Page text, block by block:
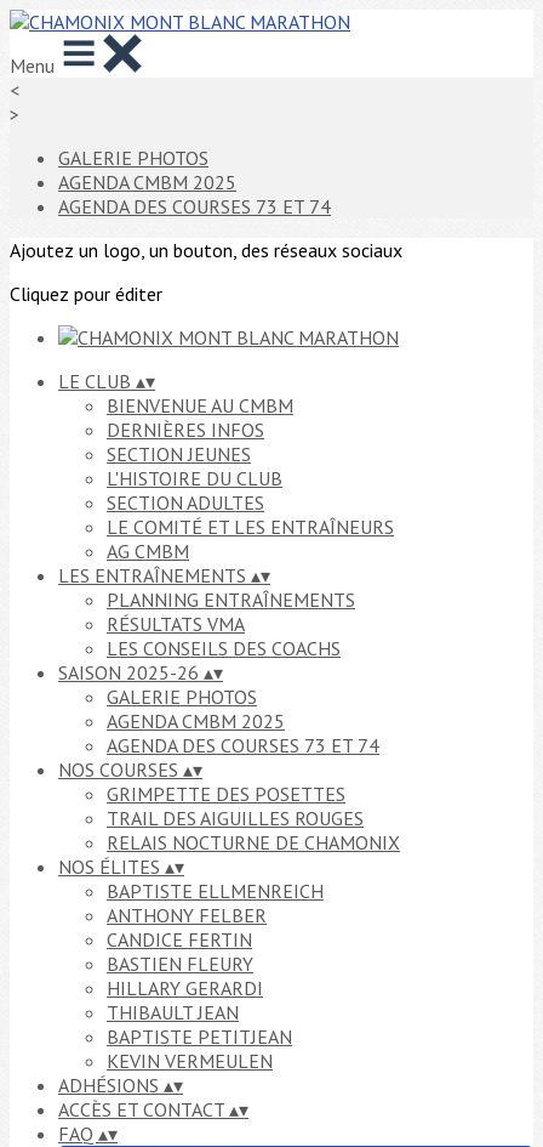
Menu
<
>
GALERIE PHOTOS
AGENDA CMBM 2025
AGENDA DES COURSES 73 ET 74
Ajoutez un logo, un bouton, des réseaux sociaux
Cliquez pour éditer
LE CLUB ▴▾
BIENVENUE AU CMBM
DERNIÈRES INFOS
SECTION JEUNES
L'HISTOIRE DU CLUB
SECTION ADULTES
LE COMITÉ ET LES ENTRAÎNEURS
AG CMBM
LES ENTRAÎNEMENTS ▴▾
PLANNING ENTRAÎNEMENTS
RÉSULTATS VMA
LES CONSEILS DES COACHS
SAISON 2025-26 ▴▾
GALERIE PHOTOS
AGENDA CMBM 2025
AGENDA DES COURSES 73 ET 74
NOS COURSES ▴▾
GRIMPETTE DES POSETTES
TRAIL DES AIGUILLES ROUGES
RELAIS NOCTURNE DE CHAMONIX
NOS ÉLITES ▴▾
BAPTISTE ELLMENREICH
ANTHONY FELBER
CANDICE FERTIN
BASTIEN FLEURY
HILLARY GERARDI
THIBAULT JEAN
BAPTISTE PETITJEAN
KEVIN VERMEULEN
ADHÉSIONS ▴▾
ACCÈS ET CONTACT ▴▾
FAQ ▴▾